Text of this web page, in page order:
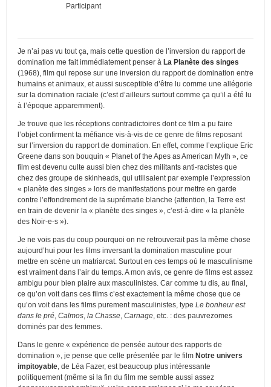
Participant
Je n’ai pas vu tout ça, mais cette question de l’inversion du rapport de
domination me fait immédiatement penser à La Planète des singes
(1968), film qui repose sur une inversion du rapport de domination entre
humains et animaux, et aussi susceptible d’être lu comme une allégorie
sur la domination raciale (c’est d’ailleurs surtout comme ça qu’il a été lu
à l’époque apparemment).
Je trouve que les réceptions contradictoires dont ce film a pu faire
l’objet confirment ta méfiance vis-à-vis de ce genre de films reposant
sur l’inversion du rapport de domination. En effet, comme l’explique Eric
Greene dans son bouquin « Planet of the Apes as American Myth », ce
film est devenu culte aussi bien chez des militants anti-racistes que
chez des groupe de skinheads, qui utilisaient par exemple l’expression
« planète des singes » lors de manifestations pour mettre en garde
contre l’effondrement de la suprématie blanche (attention, la Terre est
en train de devenir la « planète des singes », c’est-à-dire « la planète
des Noir-e-s »).
Je ne vois pas du coup pourquoi on ne retrouverait pas la même chose
aujourd’hui pour les films inversant la domination masculine pour
mettre en scène un matriarcat. Surtout en ces temps où le masculinisme
est vraiment dans l’air du temps. A mon avis, ce genre de films est assez
ambigu pour bien plaire aux masculinistes. Car comme tu dis, au final,
ce qu’on voit dans ces films c’est exactement la même chose que ce
qu’on voit dans les films purement masculinistes, type Le bonheur est
dans le pré Calmos la Chasse Carnage , etc. : des pauvrezomes
dominés par des femmes.
Dans le genre « expérience de pensée autour des rapports de
domination », je pense que celle présentée par le film Notre univers
impitoyable , de Léa Fazer, est beaucoup plus intéressante
politiquement (même si la fin du film me semble aussi assez